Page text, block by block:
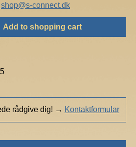
shop@s-connect.dk
desired amount or
Add to shopping cart
rådgive dig! → Kontaktformular